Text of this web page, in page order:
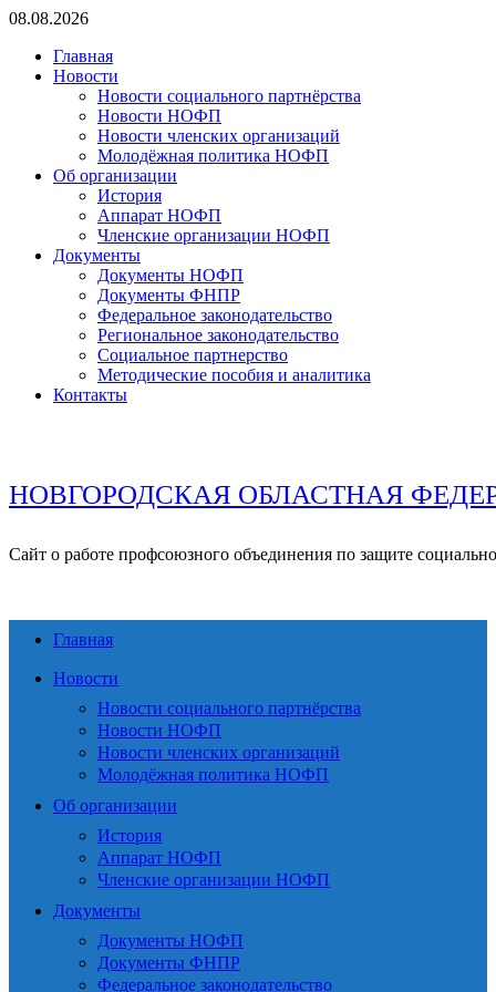
Перейти
содержимому
08.08.2026
Главная
Новости
Новости социального партнёрства
Новости НОФП
Новости членских организаций
Молодёжная политика НОФП
Об организации
История
Аппарат НОФП
Членские организации НОФП
Документы
Документы НОФП
Документы ФНПР
Федеральное законодательство
Региональное законодательство
Социальное партнерство
Методические пособия и аналитика
Контакты
НОВГОРОДСКАЯ ОБЛАСТНАЯ
Сайт о работе профсоюзного объединения по защите
Главная
Новости
Новости социального партнёрства
Новости НОФП
Новости членских организаций
Молодёжная политика НОФП
Об организации
История
Аппарат НОФП
Членские организации НОФП
Документы
Документы НОФП
Документы ФНПР
Федеральное законодательство